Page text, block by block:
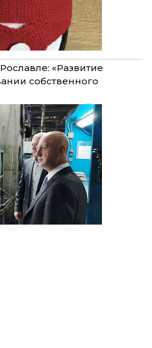
«Развитие
собственного